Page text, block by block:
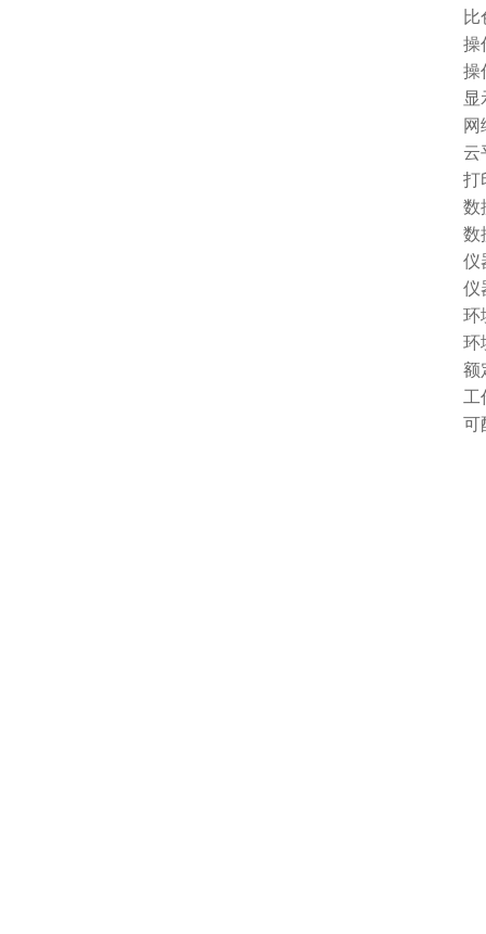
比色
操作
操作
显示
网络
云平
打印
数据
数据
仪器
仪器
环境
环境
额定
工作
可配